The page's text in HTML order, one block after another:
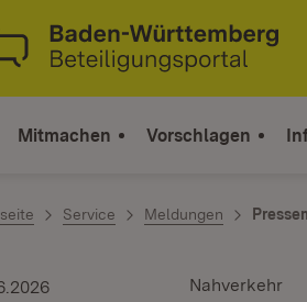
zur Startseite
Mitmachen Vorschlagen
Service Meldungen
Nahverkehr